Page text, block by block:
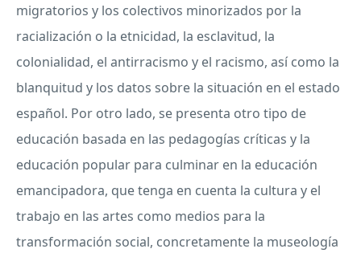
migratorios y los colectivos minorizados por la
racialización o la etnicidad, la esclavitud, la
colonialidad, el antirracismo y el racismo, así como la
blanquitud y los datos sobre la situación en el estado
español. Por otro lado, se presenta otro tipo de
educación basada en las pedagogías críticas y la
educación popular para culminar en la educación
emancipadora, que tenga en cuenta la cultura y el
trabajo en las artes como medios para la
transformación social, concretamente la museología